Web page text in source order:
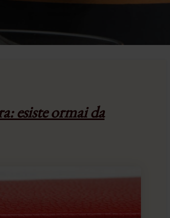
esiste ormai da